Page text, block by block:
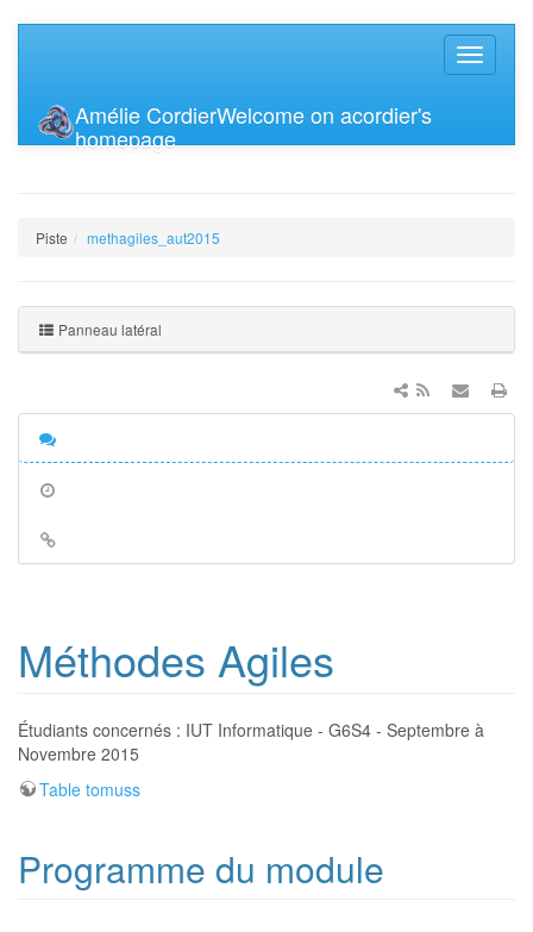
Amélie CordierWelcome on acordier's
homepage
Piste methagiles_aut2015
Panneau latéral
de
Méthodes Agiles
Étudiants concernés : IUT Informatique - G6S4 - Septembre à
Novembre 2015
Table tomuss
Programme du module